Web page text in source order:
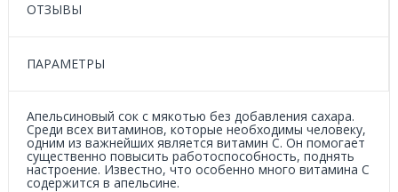
ОТЗЫВЫ
ПАРАМЕТРЫ
Апельсиновый сок с мякотью без добавления сахара.
Среди всех витаминов, которые необходимы человеку,
одним из важнейших является витамин С. Он помогает
существенно повысить работоспособность, поднять
настроение. Известно, что особенно много витамина С
содержится в апельсине.